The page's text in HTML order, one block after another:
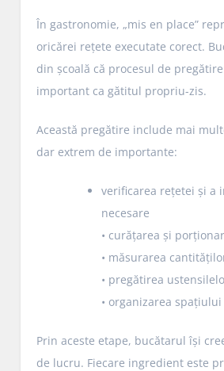
În gastronomie, „mis en place”
oricărei rețete executate corect.
din școală că procesul de
important ca gătitul propriu-zis.
Această pregătire include mai
dar extrem de importante:
verificarea rețetei și a
necesare
• curățarea și
• măsurarea
• pregătirea
• organizarea
Prin aceste etape, bucătarul își
de lucru. Fiecare ingredient este